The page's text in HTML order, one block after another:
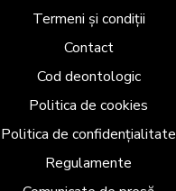
Termeni și condiții
Contact
Cod deontologic
Politica de cookies
Politica de confidențialitate
Regulamente